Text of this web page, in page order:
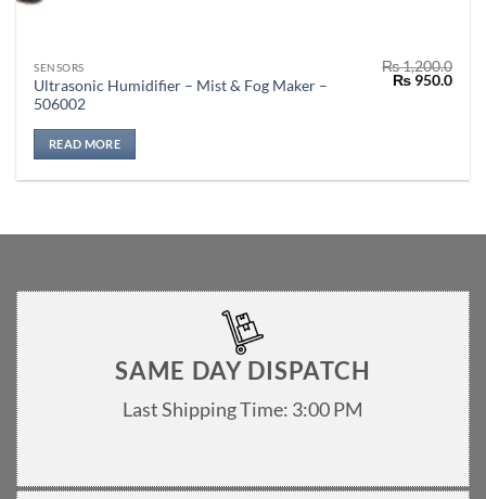
SENSORS
Ultrasonic Humidifier – Mist & Fog Maker –
506002
₨1,200.0
Original
₨950.0
READ MORE
SAME DAY DISPATCH
Last Shipping Time: 3:00 PM